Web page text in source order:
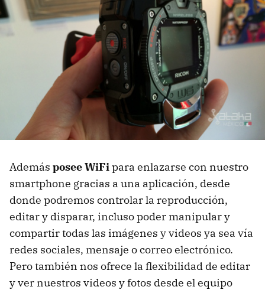
Además posee WiFipara enlazarse con nuestro
smartphone gracias a una aplicación, desde
donde podremos controlar la reproducción,
editar y disparar, incluso poder manipular y
compartir todas las imágenes y videos ya sea vía
redes sociales, mensaje o correo electrónico.
Pero también nos ofrece la flexibilidad de editar
y ver nuestros videos y fotos desde el equipo